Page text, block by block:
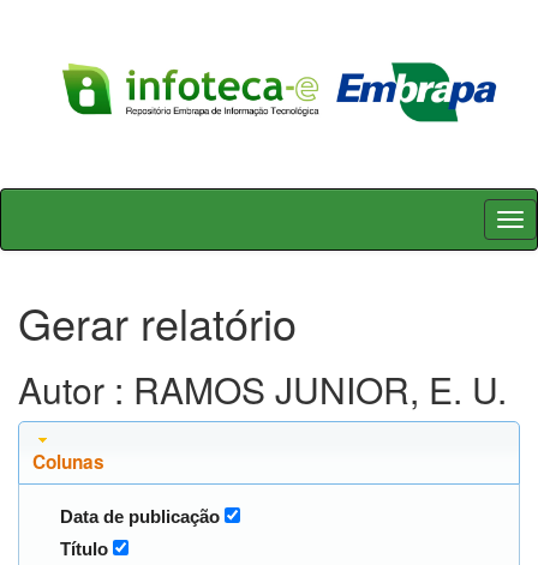
Skip
Gerar relatório
Autor : RAMOS JUNIOR, E. U.
Colunas
Data de publicação
Título